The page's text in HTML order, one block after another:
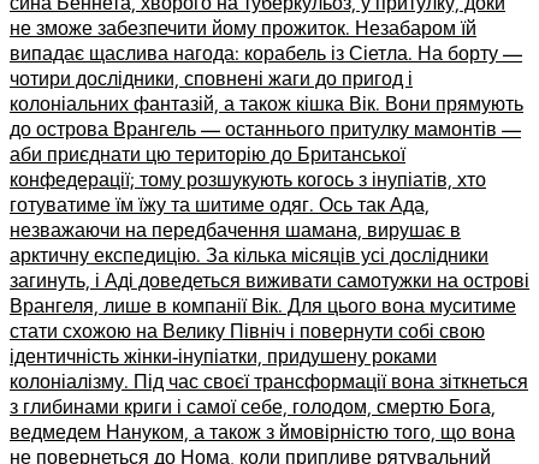
не зможе забезпечити йому прожиток. Незабаром їй
випадає щаслива нагода: корабель із Сіетла. На борту —
чотири дослідники, сповнені жаги до пригод і
колоніальних фантазій, а також кішка Вік. Вони прямують
до острова Врангель — останнього притулку мамонтів —
аби приєднати цю територію до Британської
конфедерації; тому розшукують когось з інупіатів, хто
готуватиме їм їжу та шитиме одяг. Ось так Ада,
незважаючи на передбачення шамана, вирушає в
арктичну експедицію. За кілька місяців усі дослідники
загинуть, і Аді доведеться виживати самотужки на острові
Врангеля, лише в компанії Вік. Для цього вона муситиме
стати схожою на Велику Північ і повернути собі свою
ідентичність жінки-інупіатки, придушену роками
колоніалізму. Під час своєї трансформації вона зіткнеться
з глибинами криги і самої себе, голодом, смертю Бога,
ведмедем Нануком, а також з ймовірністю того, що вона
не повернеться до Нома, коли припливе рятувальний